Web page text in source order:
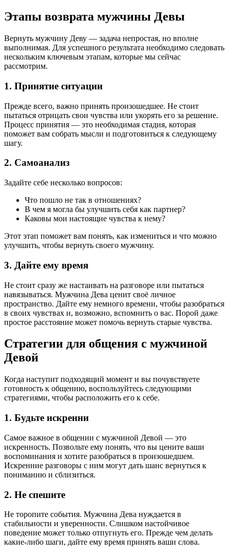
Этапы возврата мужчины Девы
Вернуть мужчину Деву — задача непростая, но вполне
выполнимая. Для успешного результата необходимо следовать
нескольким ключевым этапам, которые мы сейчас
рассмотрим.
1. Принятие ситуации
Прежде всего, важно принять произошедшее. Не стоит
пытаться отрицать свои чувства или укорять его за решение.
Процесс принятия — это необходимая стадия, которая
поможет вам собрать мысли и подготовиться к следующему
шагу.
2. Самоанализ
Задайте себе несколько вопросов:
Что пошло не так в отношениях?
В чем я могла бы улучшить себя как партнер?
Каковы мои настоящие чувства к нему?
Этот этап поможет вам понять, как измениться и что можно
улучшить, чтобы вернуть своего мужчину.
3. Дайте ему время
Не стоит сразу же настаивать на разговоре или пытаться
навязываться. Мужчина Дева ценит своё личное
пространство. Дайте ему немного времени, чтобы разобраться
в своих чувствах и, возможно, вспомнить о вас. Порой даже
простое расстояние может помочь вернуть старые чувства.
Стратегии для общения с мужчиной
Девой
Когда наступит подходящий момент и вы почувствуете
готовность к общению, воспользуйтесь следующими
стратегиями, чтобы расположить его к себе.
1. Будьте искренни
Самое важное в общении с мужчиной Девой — это
искренность. Позвольте ему понять, что вы цените ваши
воспоминания и хотите разобраться в произошедшем.
Искренние разговоры с ним могут дать шанс вернуться к
пониманию и сблизиться.
2. Не спешите
Не торопите события. Мужчина Дева нуждается в
стабильности и уверенности. Слишком настойчивое
поведение может только отпугнуть его. Прежде чем делать
какие-либо шаги, дайте ему время принять ваши слова.